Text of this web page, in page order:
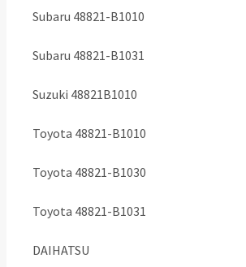
Subaru 48821-B1010
Subaru 48821-B1031
Suzuki 48821B1010
Toyota 48821-B1010
Toyota 48821-B1030
Toyota 48821-B1031
DAIHATSU